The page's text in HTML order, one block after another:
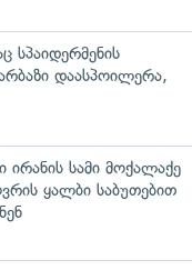
სპაიდერმენის
დაასპოილერა,
სამი მოქალაქე
ყალბი საბუთებით